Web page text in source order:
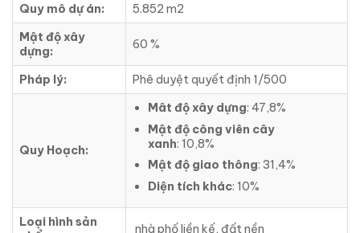
Quy mô dự án:
5.852 m2
Mật độ xây
dựng:
60 %
Pháp lý: Phê duyệt quyết định 1/500
Quy Hoạch:
Mât độ xây dựng: 47,8%
Mật độ công viên cây
xanh: 10,8%
Mật độ giao thông: 31,4%
Diện tích khác: 10%
Loại hình sản
nhà phố liền kế, đất nền